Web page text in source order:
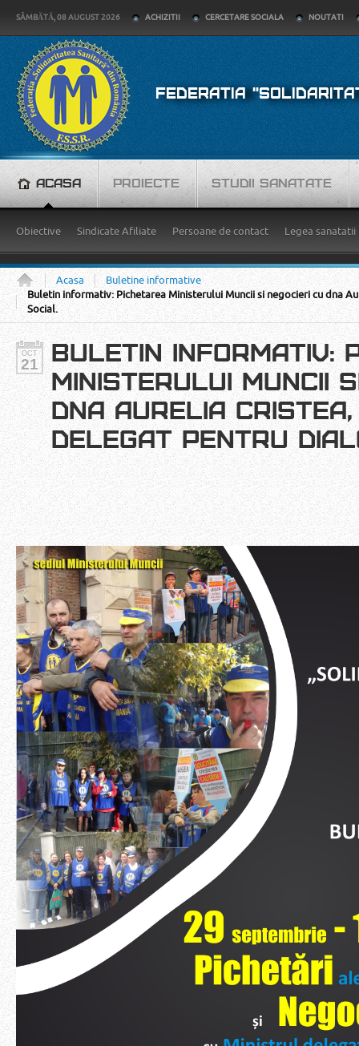
SÂMBĂTĂ, 08 AUGUST 2026 ACHIZITII CERCETARE SOCIALA NOUTATI
FEDERATIA
ACASA
Obiective Sindicate Afiliate Persoane de contact Legea sanatatii
PROIECTE STUDII SANATATE
Acasa
Buletine informative
Buletin informativ: Pichetarea Ministerului Muncii si negocieri cu dna
Social.
OCT
21
BULETIN INFORMATIV:
MINISTERULUI MUNCII
DNA AURELIA
DELEGAT PENTRU